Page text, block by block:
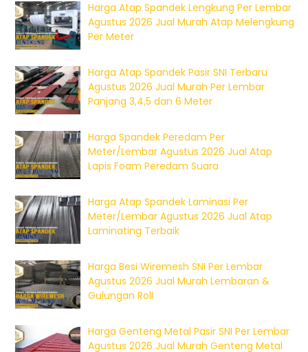
Harga Atap Spandek Lengkung Per Lembar
Agustus 2026 Jual Murah Atap Melengkung
Per Meter
Harga Atap Spandek Pasir SNI Terbaru
Agustus 2026 Jual Murah Per Lembar
Panjang 3,4,5 dan 6 Meter
Harga Spandek Peredam Per
Meter/Lembar Agustus 2026 Jual Atap
Lapis Foam Peredam Suara
Harga Atap Spandek Laminasi Per
Meter/Lembar Agustus 2026 Jual Atap
Laminating Terbaik
Harga Besi Wiremesh SNI Per Lembar
Agustus 2026 Jual Murah Lembaran &
Gulungan Roll
Harga Genteng Metal Pasir SNI Per Lembar
Agustus 2026 Jual Murah Genteng Metal